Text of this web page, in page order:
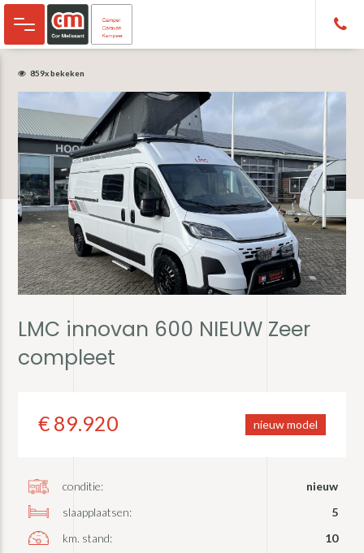
Door
naar
de
inhoud
Spring
naar
de
sidebar859x bekeken
LMC innovan 600 NIEUW Zeer
compleet
€ 89.920 nieuw model
conditie:
nieuw
slaapplaatsen:
5
km. stand:
10